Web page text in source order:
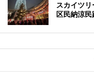
スカイツ
区民納涼民